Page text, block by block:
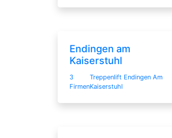
Endingen am
Kaiserstuhl
3
Firmen
Treppenlift Endingen Am
Kaiserstuhl